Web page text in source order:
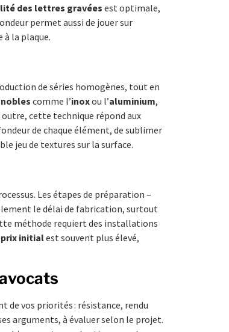
des lettres gravées est optimale,
permet aussi de jouer sur
la plaque.
de séries homogènes, tout en
comme l’inoxou l’aluminium,
cette technique répond aux
de chaque élément, de sublimer
jeu de textures sur la surface.
Les étapes de préparation –
le délai de fabrication, surtout
méthode requiert des installations
prix initialest souvent plus élevé,
de vos priorités : résistance, rendu
arguments, à évaluer selon le projet.